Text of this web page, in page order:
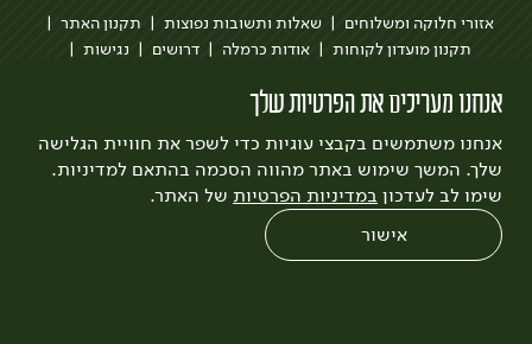
אנחנו מעריכים את הפרטיות שלך
אנחנו משתמשים בקבצי עוגיות כדי לשפר את חוויית הגלישה
שלך. המשך שימוש באתר מהווה הסכמה בהתאם למדיניות.
שימו לב לעדכון במדיניות הפרטיות של האתר.
אישור
אזורי חלוקה ומשלוחים שאלות ותשובות נפוצות
תקנון האתר
תקנון מועדון לקוחות
אודות כרמלה דרושים
נגישות
לצפייה בעדכון מדיניות פרטיות
עיצוב:3bears פיתוח:Quatro